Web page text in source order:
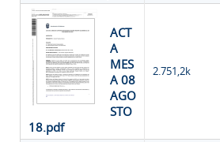
ACT
A
MES
A 08
AGO
STO
18.pdf
2.751,2k